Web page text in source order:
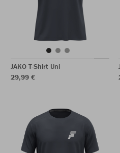
JAKO T-Shirt Uni
29,99 €